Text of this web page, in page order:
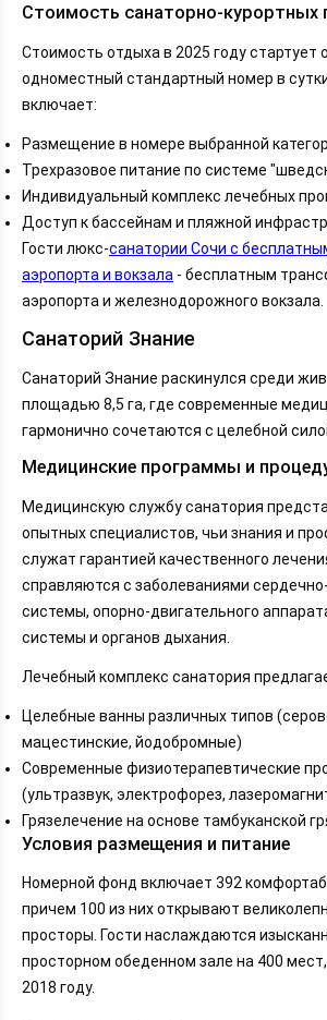
Стоимость санаторно-курортных
Стоимость отдыха в 2025 году стартует
одноместный стандартный номер в
включает:
Размещение в номере выбранной
Трехразовое питание по системе
Индивидуальный комплекс лечебных
Доступ к бассейнам и пляжной
Гости люкс-санатории Сочи с
аэропорта и вокзала - бесплатным
аэропорта и железнодорожного вокзала.
Санаторий Знание
Санаторий Знание раскинулся среди
площадью 8,5 га, где современные
гармонично сочетаются с целебной
Медицинские программы и
Медицинскую службу санатория
опытных специалистов, чьи знания и
служат гарантией качественного
справляются с заболеваниями
системы, опорно-двигательного
системы и органов дыхания.
Лечебный комплекс санатория
Целебные ванны различных типов
мацестинские, йодобромные)
Современные физиотерапевтические
(ультразвук, электрофорез,
Грязелечение на основе тамбуканской
Условия размещения и питание
Номерной фонд включает 392
причем 100 из них открывают
просторы. Гости наслаждаются
просторном обеденном зале на 400
2018 году.